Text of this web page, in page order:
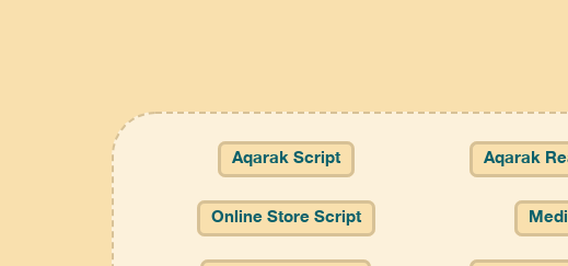
Aqarak
Aqarak Script
Online Store Script